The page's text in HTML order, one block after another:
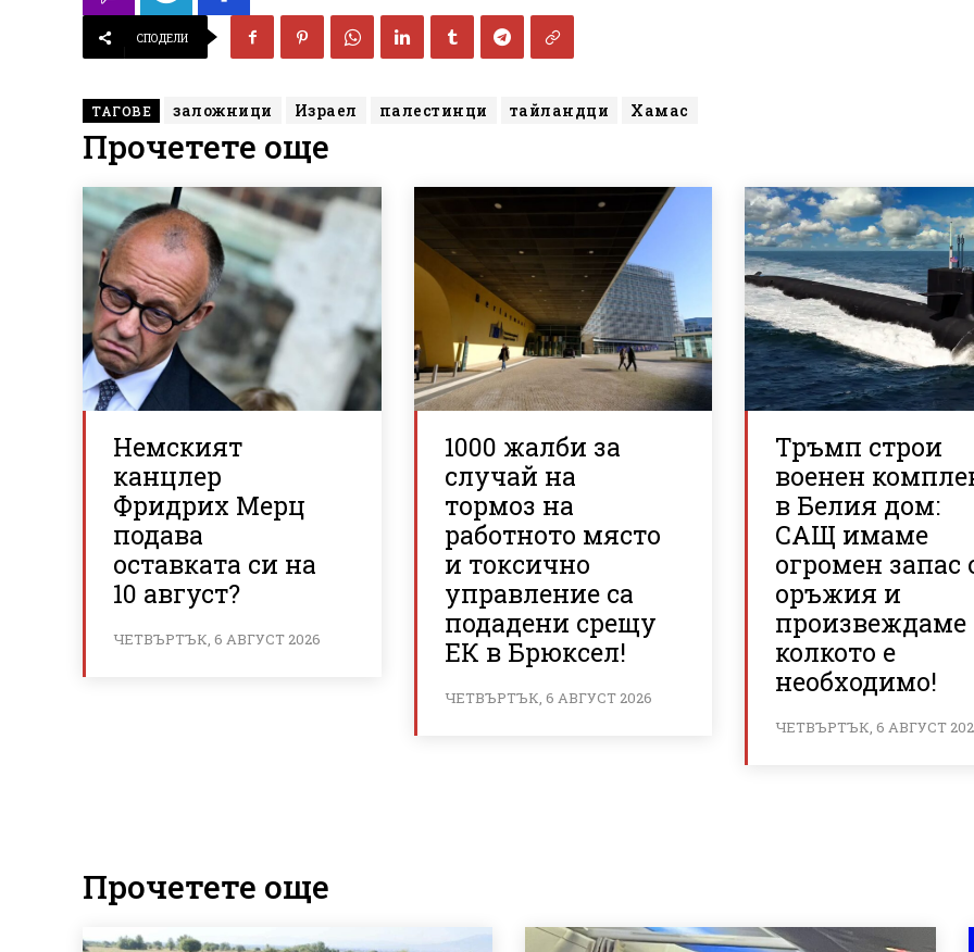
СПОДЕЛИ
ТАГОВЕ заложници Израел палестинци тайландци Хамас
Прочетете още
Немският
канцлер
Фридрих Мерц
подава
оставката си на
10 август?
ЧЕТВЪРТЪК, 6 АВГУСТ 2026
1000 жалби за
случай на
тормоз на
работното място
и токсично
управление са
подадени срещу
ЕК в Брюксел!
ЧЕТВЪРТЪК, 6 АВГУСТ 2026
Тръмп строи
военен
в Белия дом:
САЩ имаме
огромен запас
оръжия и
произвеждаме
колкото е
необходимо!
ЧЕТВЪРТЪК, 6 АВГУСТ
Прочетете още